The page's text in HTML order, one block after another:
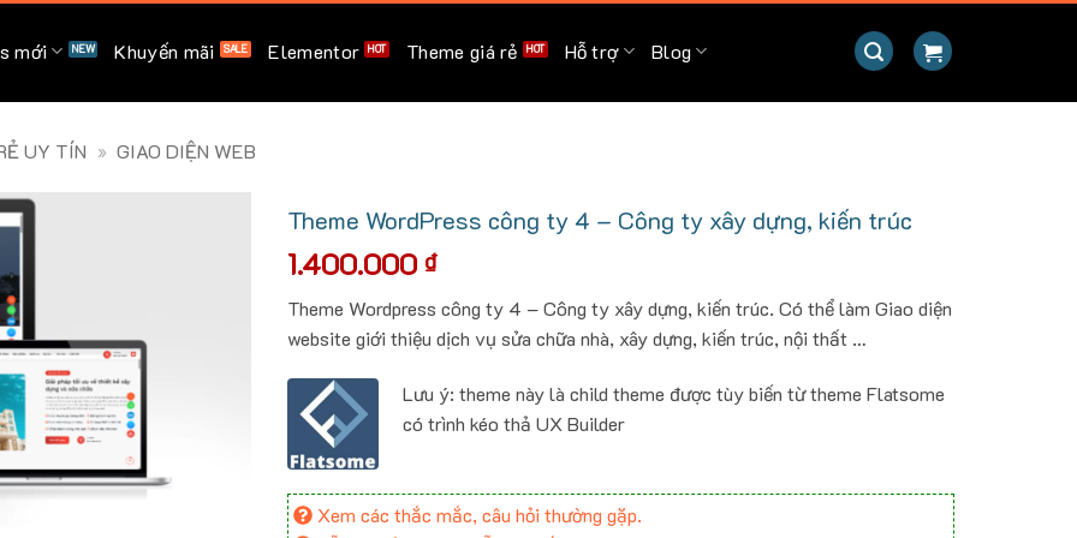
mới Khuyến mãi Elementor Theme giá rẻ Hỗ trợ Blog
UY TÍN » GIAO DIỆN WEB
Theme WordPress công ty 4 – Công ty xây dựng, kiến trúc
1.400.000 ₫
Theme Wordpress công ty 4 – Công ty xây dựng, kiến trúc. Có thể làm Giao diện
website giới thiệu dịch vụ sửa chữa nhà, xây dựng, kiến trúc, nội thất …
Lưu ý: theme này là child theme được tùy biến từ theme Flatsome
có trình kéo thả UX Builder
Xem các thắc mắc, câu hỏi thường gặp.